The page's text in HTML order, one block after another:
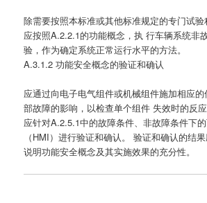
除需要按照本标准或其他标准规定的专门试验
应按照A.2.2.1的功能概念，执 行车辆系统非
验，作为确定系统正常运行水平的方法。
A.3.1.2 功能安全概念的验证和确认
应通过向电子电气组件或机械组件施加相应
部故障的影响，以检查单个组件 失效时的反应
应针对A.2.5.1中的故障条件、非故障条件下
（HMI）进行验证和确认。 验证和确认的结
说明功能安全概念及其实施效果的充分性。